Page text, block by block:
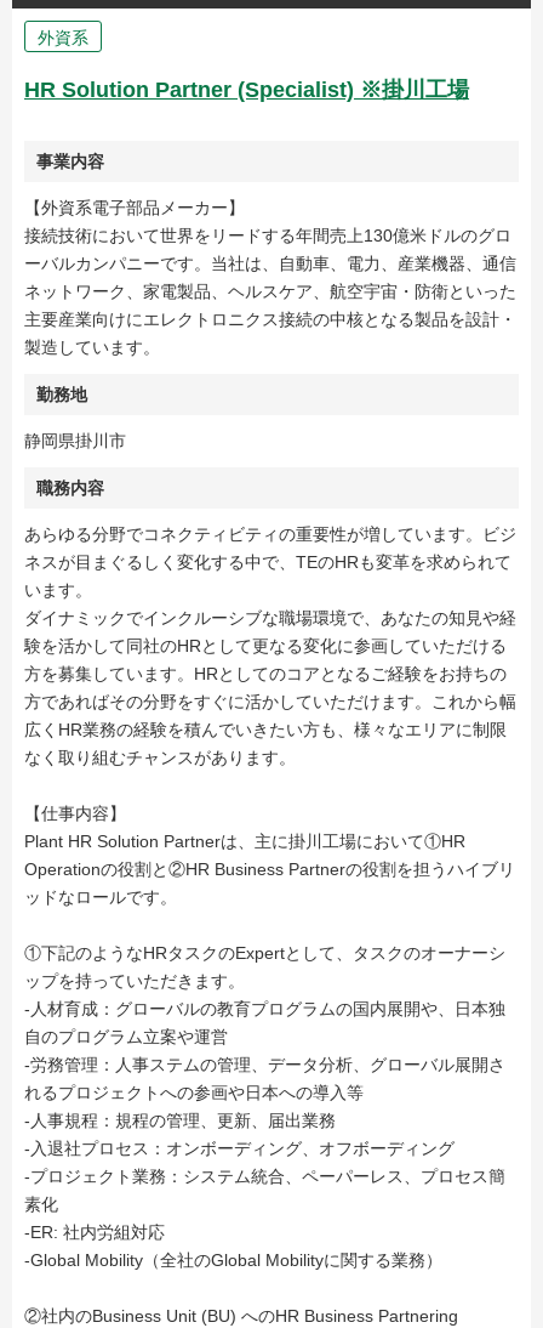
外資系
HR Solution Partner (Specialist) ※掛川工場
事業内容
【外資系電子部品メーカー】
接続技術において世界をリードする年間売上130億米ドルのグロ
ーバルカンパニーです。当社は、自動車、電力、産業機器、通信
ネットワーク、家電製品、ヘルスケア、航空宇宙・防衛といった
主要産業向けにエレクトロニクス接続の中核となる製品を設計・
製造しています。
勤務地
静岡県掛川市
職務内容
あらゆる分野でコネクティビティの重要性が増しています。ビジ
ネスが目まぐるしく変化する中で、TEのHRも変革を求められて
います。
ダイナミックでインクルーシブな職場環境で、あなたの知見や経
験を活かして同社のHRとして更なる変化に参画していただける
方を募集しています。HRとしてのコアとなるご経験をお持ちの
方であればその分野をすぐに活かしていただけます。これから幅
広くHR業務の経験を積んでいきたい方も、様々なエリアに制限
なく取り組むチャンスがあります。
【仕事内容】
Plant HR Solution Partnerは、主に掛川工場において①HR
Operationの役割と②HR Business Partnerの役割を担うハイブリ
ッドなロールです。
①下記のようなHRタスクのExpertとして、タスクのオーナーシ
ップを持っていただきます。
-人材育成：グローバルの教育プログラムの国内展開や、日本独
自のプログラム立案や運営
-労務管理：人事ステムの管理、データ分析、グローバル展開さ
れるプロジェクトへの参画や日本への導入等
-人事規程：規程の管理、更新、届出業務
-入退社プロセス：オンボーディング、オフボーディング
-プロジェクト業務：システム統合、ペーパーレス、プロセス簡
素化
-ER: 社内労組対応
-Global Mobility（全社のGlobal Mobilityに関する業務）
②社内のBusiness Unit (BU) へのHR Business Partnering